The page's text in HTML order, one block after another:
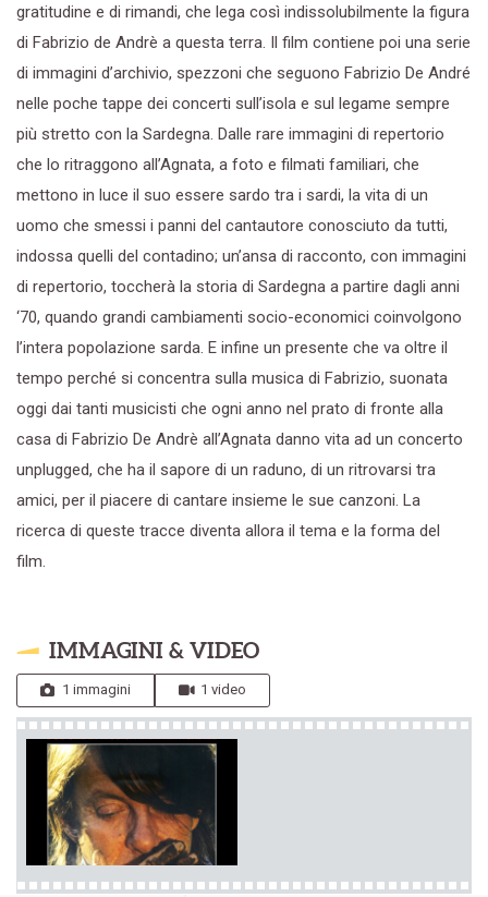
gratitudine e di rimandi, che lega così indissolubilmente la figura
di Fabrizio de Andrè a questa terra. Il film contiene poi una serie
di immagini d’archivio, spezzoni che seguono Fabrizio De André
nelle poche tappe dei concerti sull’isola e sul legame sempre
più stretto con la Sardegna. Dalle rare immagini di repertorio
che lo ritraggono all’Agnata, a foto e filmati familiari, che
mettono in luce il suo essere sardo tra i sardi, la vita di un
uomo che smessi i panni del cantautore conosciuto da tutti,
indossa quelli del contadino; un’ansa di racconto, con immagini
di repertorio, toccherà la storia di Sardegna a partire dagli anni
‘70, quando grandi cambiamenti socio-economici coinvolgono
l’intera popolazione sarda. E infine un presente che va oltre il
tempo perché si concentra sulla musica di Fabrizio, suonata
oggi dai tanti musicisti che ogni anno nel prato di fronte alla
casa di Fabrizio De Andrè all’Agnata danno vita ad un concerto
unplugged, che ha il sapore di un raduno, di un ritrovarsi tra
amici, per il piacere di cantare insieme le sue canzoni. La
ricerca di queste tracce diventa allora il tema e la forma del
film.
IMMAGINI & VIDEO
1 immagini 1 video